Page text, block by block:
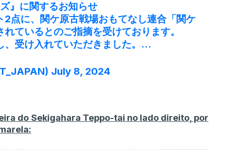
』に関するお知らせ
点に、関ケ原古戦場おもてなし連合「関ケ
ているとのご指摘を受けております。
、受け入れていただきました。…
July 8, 2024
do Sekigahara Teppo-tai no lado direito, por